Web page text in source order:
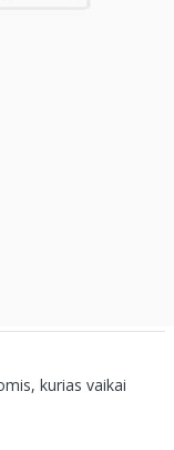
kurias vaikai